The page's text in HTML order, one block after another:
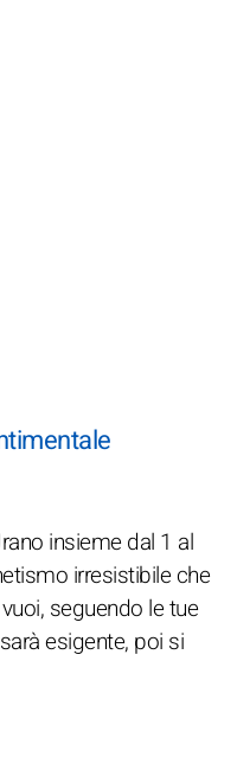
insieme dal 1 al
irresistibile che
seguendo le tue
esigente, poi si